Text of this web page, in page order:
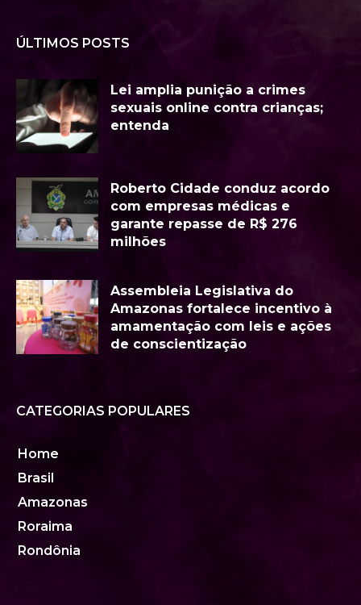
ÚLTIMOS POSTS
Lei amplia punição a crimes
sexuais online contra crianças;
entenda
Roberto Cidade conduz acordo
com empresas médicas e
garante repasse de R$ 276
milhões
Assembleia Legislativa do
Amazonas fortalece incentivo à
amamentação com leis e ações
de conscientização
CATEGORIAS POPULARES
Home
Brasil
Amazonas
Roraima
Rondônia